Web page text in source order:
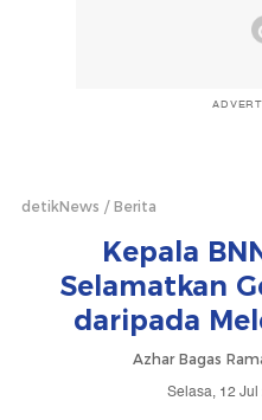
detikNews Berita
Kepala
Selamatkan
daripada
Azhar Bagas
Selasa, 12